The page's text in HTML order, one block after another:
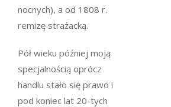
nocnych), a od 1808 r.
remizę strażacką.
Pół wieku później moją
specjalnością oprócz
handlu stało się prawo i
pod koniec lat 20-tych